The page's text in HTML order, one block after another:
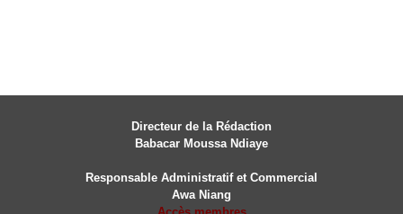
Directeur de la Rédaction
Babacar Moussa Ndiaye
Responsable Administratif et Commercial
Awa Niang